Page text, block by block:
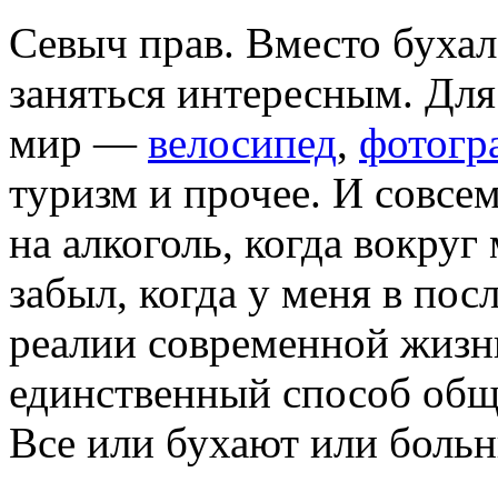
Севыч прав. Вместо
заняться интересным.
мир — велосипед,
туризм и прочее. И
на алкоголь, когда
забыл, когда у меня в
реалии современной
единственный способ
Все или бухают или